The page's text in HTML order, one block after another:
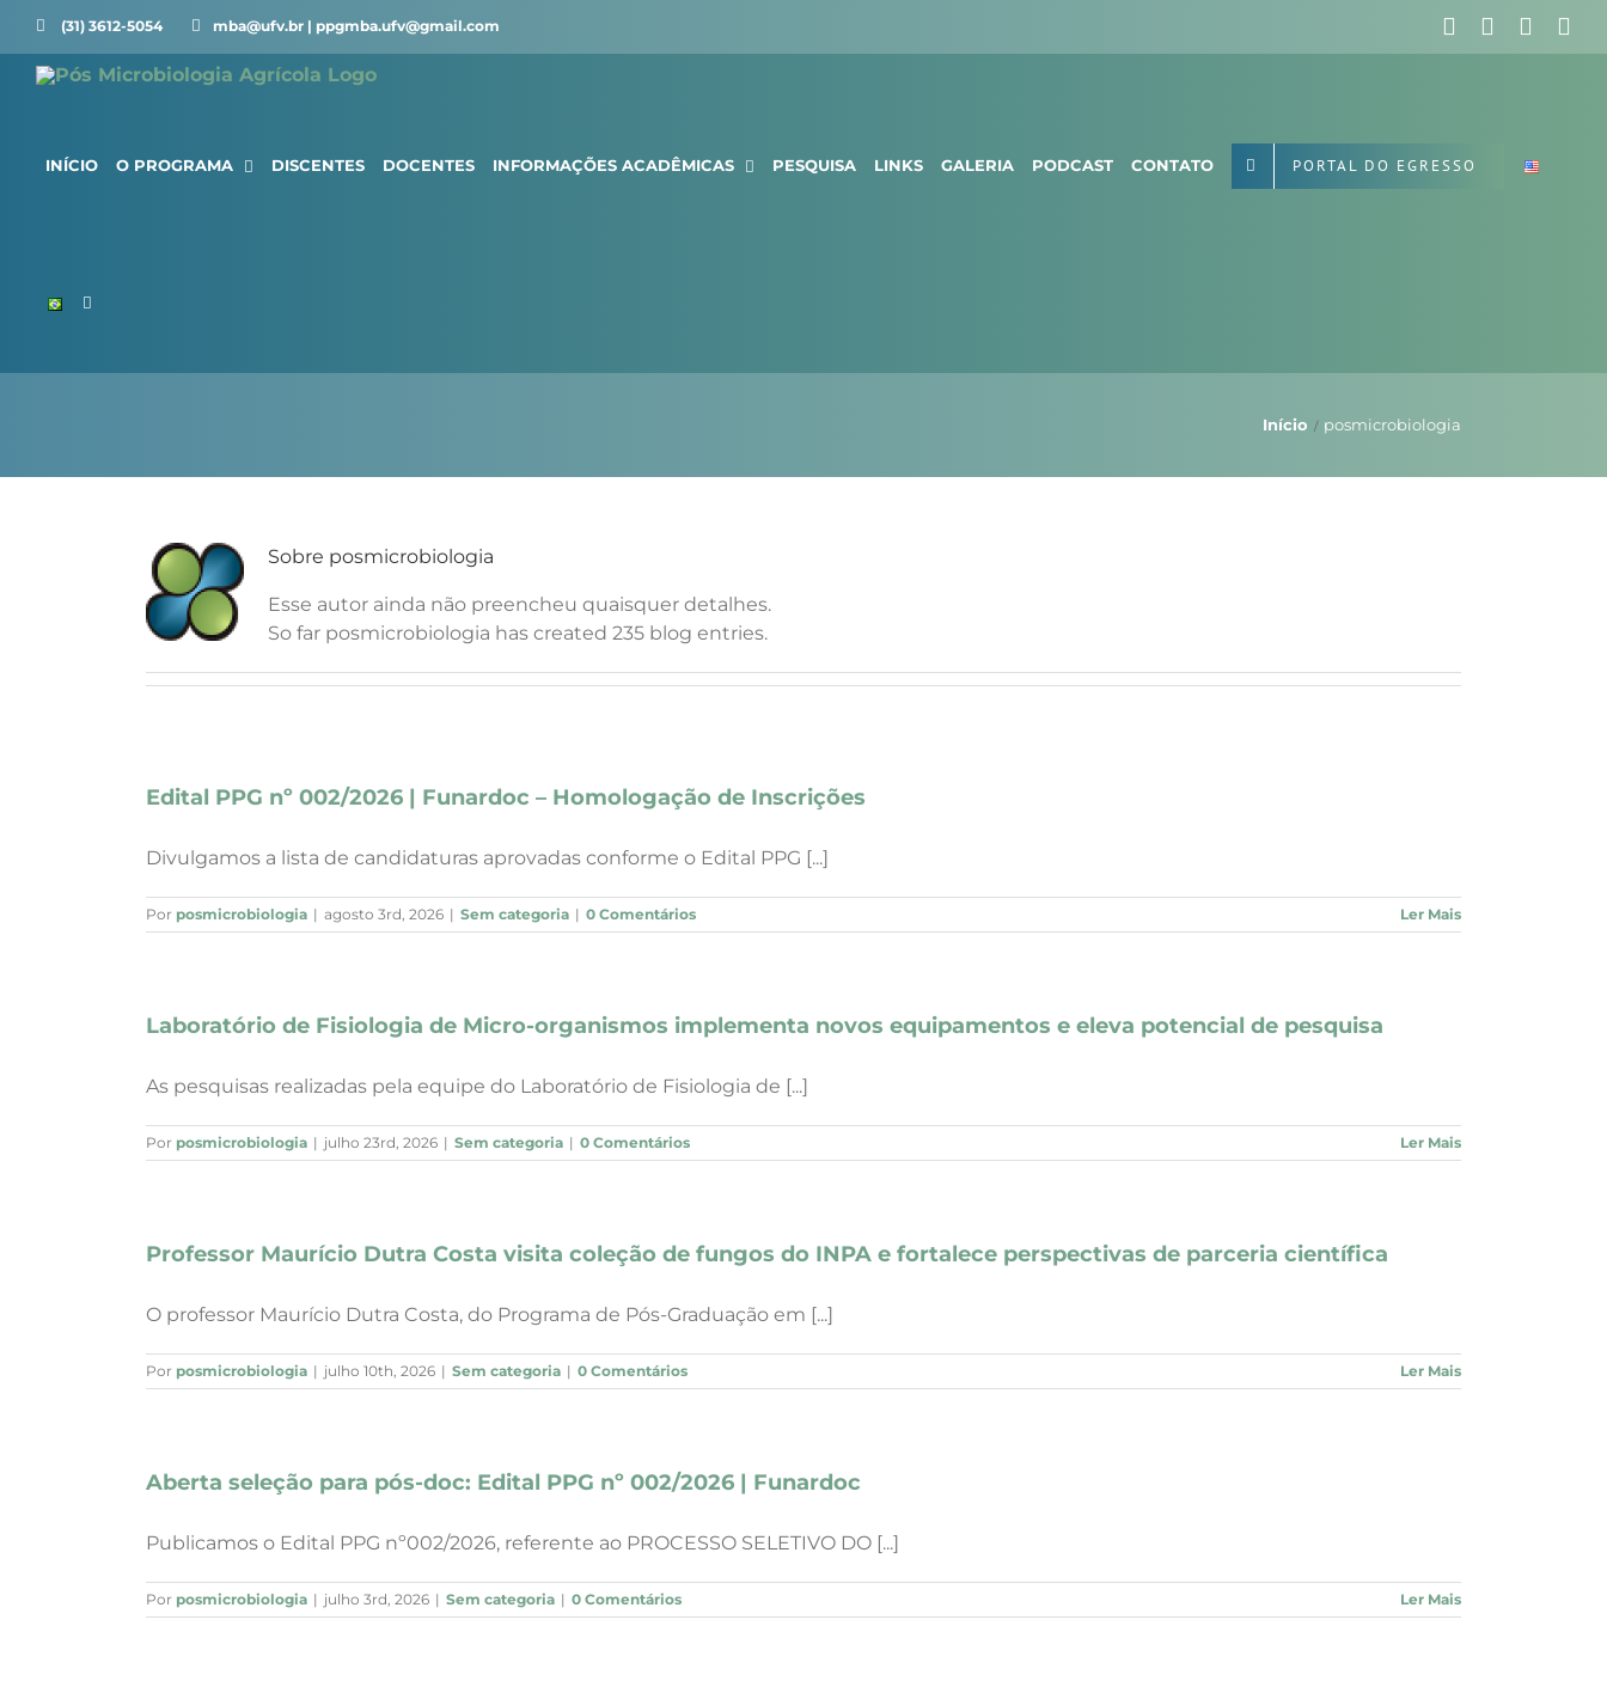
(31) 3612-5054 ⠀⠀ mba@ufv.br | ppgmba.ufv@gmail.com Facebook
INÍCIO O PROGRAMA DISCENTES DOCENTES INFORMAÇÕES ACADÊMICAS PESQUISA LINKS GALERIA PODCAST CONTATO PORTAL DO EGRESSO
Início posmicrobiologia
Sobre posmicrobiologia
Esse autor ainda não preencheu quaisquer detalhes.
So far posmicrobiologia has created 235 blog entries.
Edital PPG nº 002/2026 | Funardoc – Homologação de Inscrições
Divulgamos a lista de candidaturas aprovadas conforme o Edital PPG [...]
Por posmicrobiologia | agosto 3rd, 2026 | Sem categoria | 0 Comentários Ler Mais
Laboratório de Fisiologia de Micro-organismos implementa novos equipamentos e eleva potencial de pesquisa
As pesquisas realizadas pela equipe do Laboratório de Fisiologia de [...]
Por posmicrobiologia | julho 23rd, 2026 | Sem categoria | 0 Comentários Ler Mais
Professor Maurício Dutra Costa visita coleção de fungos do INPA e fortalece perspectivas de parceria científica
O professor Maurício Dutra Costa, do Programa de Pós-Graduação em [...]
Por posmicrobiologia | julho 10th, 2026 | Sem categoria | 0 Comentários Ler Mais
Aberta seleção para pós-doc: Edital PPG nº 002/2026 | Funardoc
Publicamos o Edital PPG nº002/2026, referente ao PROCESSO SELETIVO DO [...]
Por posmicrobiologia | julho 3rd, 2026 | Sem categoria | 0 Comentários Ler Mais